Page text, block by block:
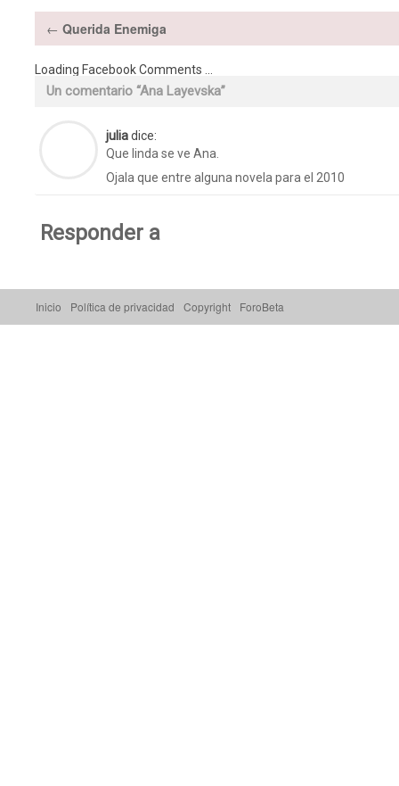
← Querida Enemiga
Loading Facebook Comments ...
Un comentario “Ana Layevska”
juliadice:
Que linda se ve Ana.
Ojala que entre alguna novela para el 2010
Responder a
Inicio Política de privacidad Copyright ForoBeta